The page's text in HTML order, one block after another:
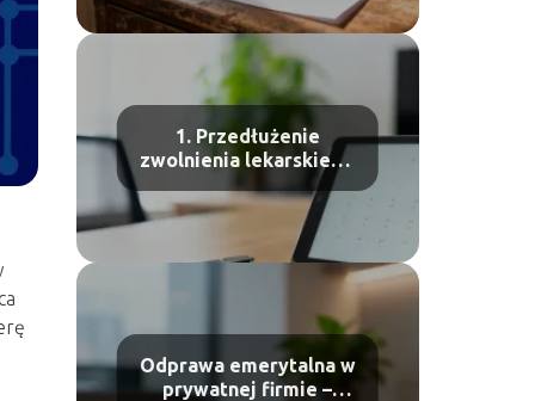
1. Przedłużenie
zwolnienia lekarskiego
z wyprzedzeniem – jak
to zrobić?
Odprawa emerytalna w
prywatnej firmie –